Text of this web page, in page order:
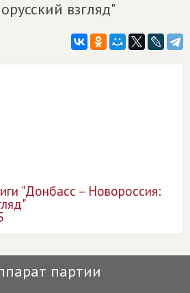
взгляд"
"Донбасс – Новороссия:
партии